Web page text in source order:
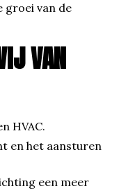
groei van de
VAN
HVAC.
en het aansturen
een meer